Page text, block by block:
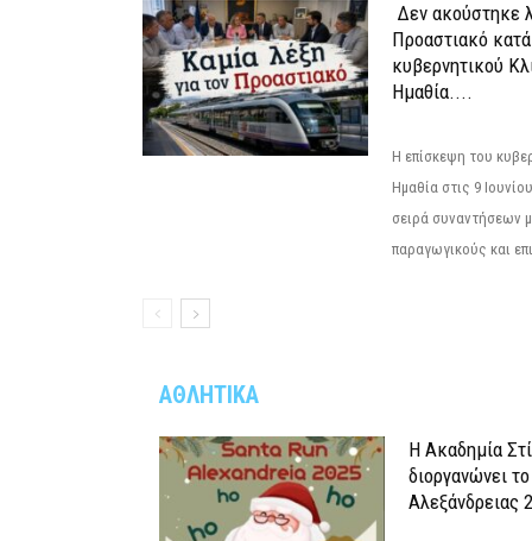
Δεν ακούστηκε
Προαστιακό
κυβερνητικού
Ημαθία....
Η επίσκεψη του
Ημαθία στις 9
σειρά συναντήσεων
παραγωγικούς και
ΑΘΛΗΤΙΚΑ
Η Ακαδημία
διοργανώνει
Αλεξάνδρειας